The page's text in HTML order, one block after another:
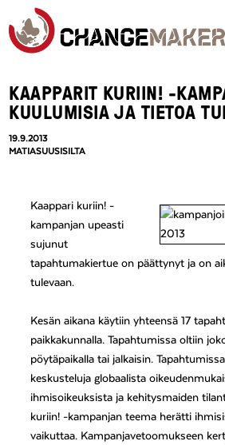
KAAPPARIT KURIIN! -
KUULUMISIA JA TIETOA
19.9.2013
MATIASUUSISILTA
Kaappari kuriin! -
kampanjan upeasti
sujunut
tapahtumakiertue on päättynyt ja on
tulevaan.
Kesän aikana käytiin yhteensä 17
paikkakunnalla. Tapahtumissa oltiin
pöytäpaikalla tai jalkaisin.
keskusteluja globaalista
ihmisoikeuksista ja kehitysmaiden
kuriin! -kampanjan teema herätti
vaikuttaa. Kampanjavetoomukseen